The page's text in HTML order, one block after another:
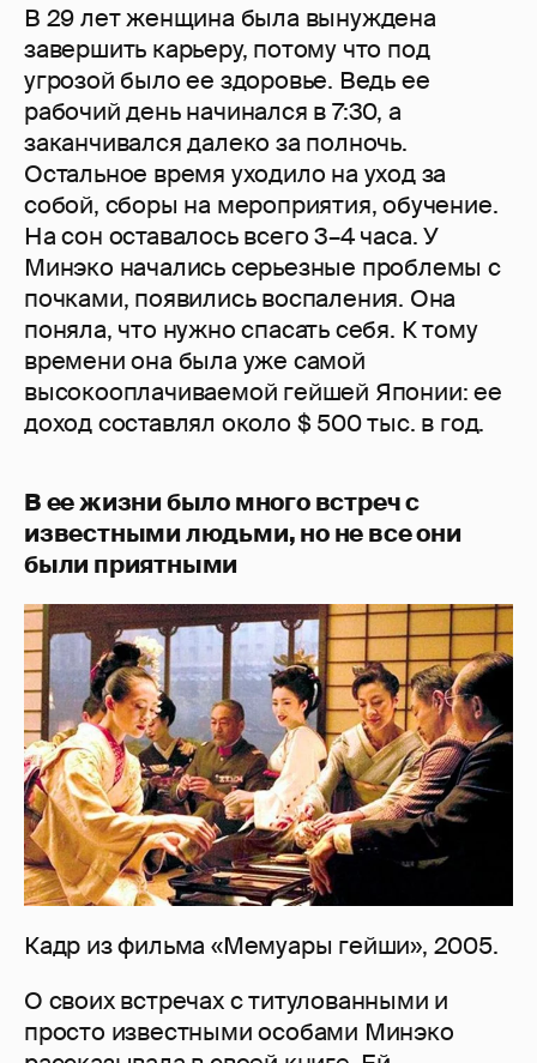
В 29 лет женщина была вынуждена
завершить карьеру, потому что под
угрозой было ее здоровье. Ведь ее
рабочий день начинался в 7:30, а
заканчивался далеко за полночь.
Остальное время уходило на уход за
собой, сборы на мероприятия, обучение.
На сон оставалось всего 3–4 часа. У
Минэко начались серьезные проблемы с
почками, появились воспаления. Она
поняла, что нужно спасать себя. К тому
времени она была уже самой
высокооплачиваемой гейшей Японии: ее
доход составлял около $ 500 тыс. в год.
В ее жизни было много встреч с
известными людьми, но не все они
были приятными
Кадр из фильма «Мемуары гейши», 2005.
О своих встречах с титулованными и
просто известными особами Минэко